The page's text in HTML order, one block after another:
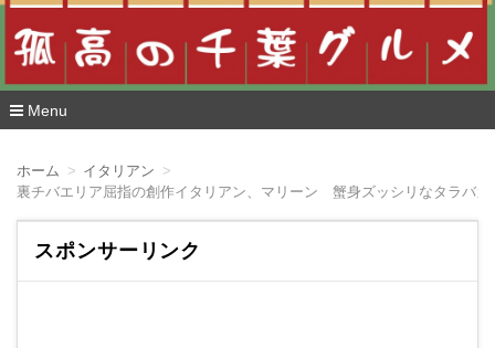
Menu
ホーム イタリアン
スポンサーリンク